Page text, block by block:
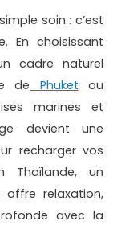
soin : c’est
En choisissant
cadre naturel
de Phuket ou
marines et
devient une
recharger vos
Thaïlande, un
relaxation,
avec la